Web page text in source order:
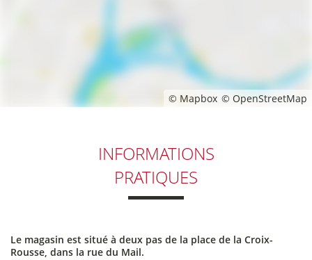
© Mapbox © OpenStreetMap
INFORMATIONS
PRATIQUES
Le magasin est situé à deux pas de la place de la Croix-
Rousse, dans la rue du Mail.